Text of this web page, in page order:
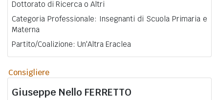
Dottorato di Ricerca o Altri
Categoria Professionale: Insegnanti di Scuola Primaria e
Materna
Partito/Coalizione: Un'Altra Eraclea
Consigliere
Giuseppe Nello FERRETTO